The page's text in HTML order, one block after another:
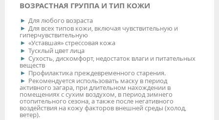
ВОЗРАСТНАЯ ГРУППА И ТИП КОЖИ
Для любого возраста
Для всех типов кожи, включая чувствительную и
гиперчувствительную
«Уставшая» стрессовая кожа
Тусклый цвет лица
Сухость, дискомфорт, недостаток влаги и питательных
веществ
Профилактика преждевременного старения.
Рекомендуется использовать маску в период
активного загара, при длительном нахождении в
помещениях с сухим воздухом, в период зимнего
отопительного сезона, а также после негативного
воздействия на кожу факторов внешней среды (холод,
ветер).